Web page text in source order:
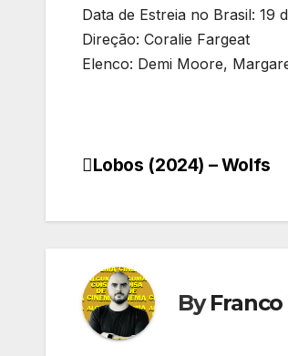
Data de Estreia no Brasil: 19
Direção: Coralie Fargeat
Elenco: Demi Moore,
Navegação
Lobos (2024) – Wolfs
By